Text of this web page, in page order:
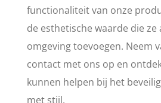
functionaliteit van onze
de esthetische waarde die ze
omgeving toevoegen. Neem
contact met ons op en
kunnen helpen bij het
met stijl.